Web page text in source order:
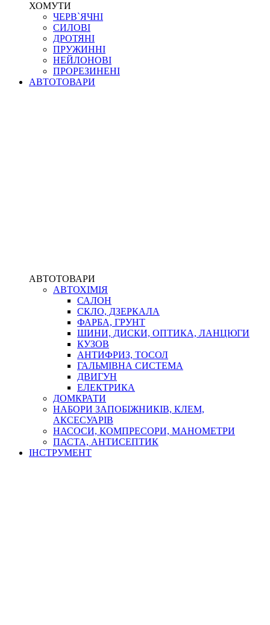
ХОМУТИ
ЧЕРВ`ЯЧНІ
СИЛОВІ
ДРОТЯНІ
ПРУЖИННІ
НЕЙЛОНОВІ
ПРОРЕЗИНЕНІ
АВТОТОВАРИ
АВТОТОВАРИ
АВТОХІМІЯ
САЛОН
СКЛО, ДЗЕРКАЛА
ФАРБА, ГРУНТ
ШИНИ, ДИСКИ, ОПТИКА, ЛАНЦЮГИ
КУЗОВ
АНТИФРИЗ, ТОСОЛ
ГАЛЬМІВНА СИСТЕМА
ДВИГУН
ЕЛЕКТРИКА
ДОМКРАТИ
НАБОРИ ЗАПОБІЖНИКІВ, КЛЕМ,
АКСЕСУАРІВ
НАСОСИ, КОМПРЕСОРИ, МАНОМЕТРИ
ПАСТА, АНТИСЕПТИК
ІНСТРУМЕНТ